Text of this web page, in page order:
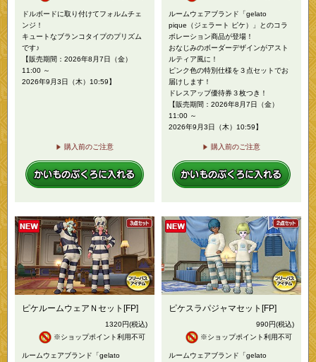
ドルボードに取り付けてフォルムチェ
ンジ！
キュートなブランコタイプのプリズム
です♪
【販売期間：2026年8月7日（金）
11:00 ～
2026年9月3日（木）10:59】
購入前のご注意
ルームウェアブランド「gelato
pique（ジェラート ピケ）」とのコラ
ボレーション商品が登場！
おなじみのボーダーデザインがアスト
ルティア風に！
ピンク色の特別仕様を３点セットでお
届けします！
ドレスアップ優待券３枚つき！
【販売期間：2026年8月7日（金）
11:00 ～
2026年9月3日（木）10:59】
購入前のご注意
ピケルームウェアＮセット[FP]
1320円(税込)
※ショップポイント利用不可
ルームウェアブランド「gelato
ピケスラパジャマセット[FP]
990円(税込)
※ショップポイント利用不可
ルームウェアブランド「gelato